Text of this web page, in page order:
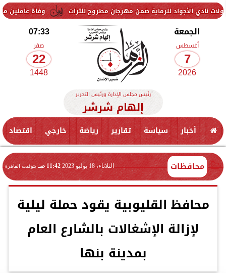
وفاة عاملين متأثرين للرماية ضمن مهرجان مطروح للتراث
الجمعة
أغسطس
7
2026
07:33
صفر
22
1448
رئيس مجلس الإدارة ورئيس التحرير
إلهام شرشر
أخبار سياسة تقارير رياضة خارجي اقتصاد
محافظات الثلاثاء، 18 يوليو 2023 11:42 صـ بتوقيت القاهرة
محافظ القليوبية يقود حملة ليلية
لإزالة الإشغالات بالشارع العام
بمدينة بنها